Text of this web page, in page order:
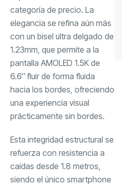
categoría de precio. La
elegancia se refina aún más
con un bisel ultra delgado de
1.23mm, que permite a la
pantalla AMOLED 1.5K de
6.6″ fluir de forma fluida
hacia los bordes, ofreciendo
una experiencia visual
prácticamente sin bordes.
Esta integridad estructural se
refuerza con resistencia a
caídas desde 1.8 metros,
siendo el único smartphone